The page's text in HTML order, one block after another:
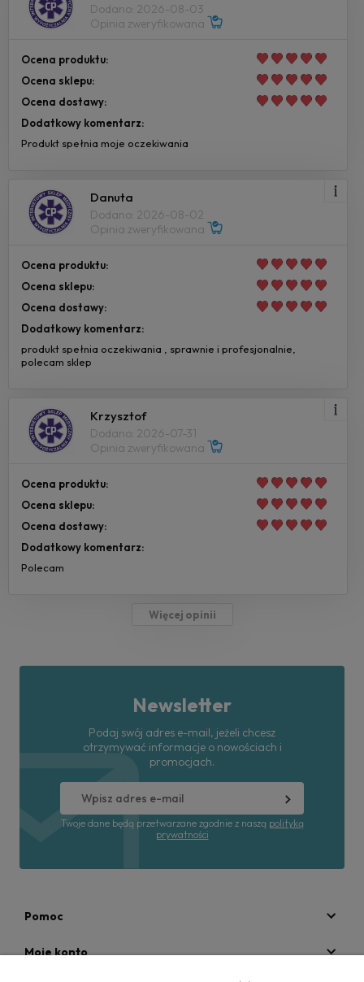
Dodano: 2026-08-03
Opinia zweryfikowana
Ocena produktu:
Ocena sklepu:
Ocena dostawy:
Dodatkowy komentarz:
Produkt spełnia moje oczekiwania
Danuta
Dodano: 2026-08-02
Opinia zweryfikowana
Ocena produktu:
Ocena sklepu:
Ocena dostawy:
Dodatkowy komentarz:
produkt spełnia oczekiwania , sprawnie i profesjonalnie,
polecam sklep
Krzysztof
Dodano: 2026-07-31
Opinia zweryfikowana
Ocena produktu:
Ocena sklepu:
Ocena dostawy:
Dodatkowy komentarz:
Polecam
Więcej opinii
Newsletter
Podaj swój adres e-mail, jeżeli chcesz
otrzymywać informacje o nowościach i
promocjach.
Twoje dane będą przetwarzane zgodnie z naszą polityką
prywatności
Pomoc
Moje konto